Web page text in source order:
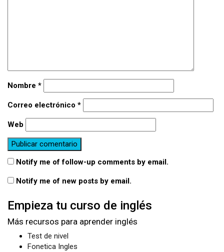
Nombre *
Correo electrónico *
Web
Notify me of follow-up comments by email.
Notify me of new posts by email.
Empieza tu curso de inglés
Más recursos para aprender inglés
Test de nivel
Fonetica Ingles